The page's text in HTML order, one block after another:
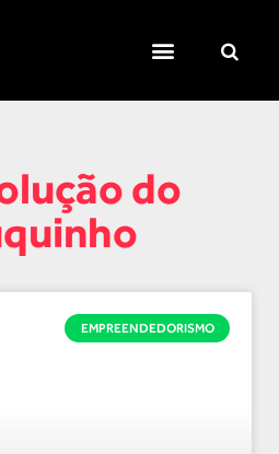
do
EMPREENDEDORISMO